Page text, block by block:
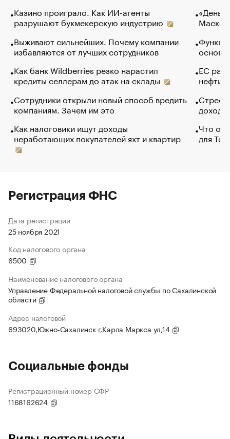
Казино проиграло. Как ИИ-агенты
разрушают букмекерскую индустрию
Выживают сильнейших. Почему компании
избавляются от лучших сотрудников
Как банк Wildberries резко нарастил
кредиты селлерам до атак на склады
Сотрудники открыли новый способ вредить
компаниям. Зачем им это
Как налоговики ищут доходы
неработающих покупателей яхт и квартир
Маск в
основ
ЕС
нефти
Что
для
Регистрация ФНС
Дата регистрации
25 ноября 2021
Код налогового органа
6500
Наименование налогового органа
Управление Федеральной налоговой службы по Сахалинской
области
Адрес налоговой
693020,Южно-Сахалинск г,Карла Маркса ул,14
Социальные фонды
Регистрационный номер СФР
1168162624